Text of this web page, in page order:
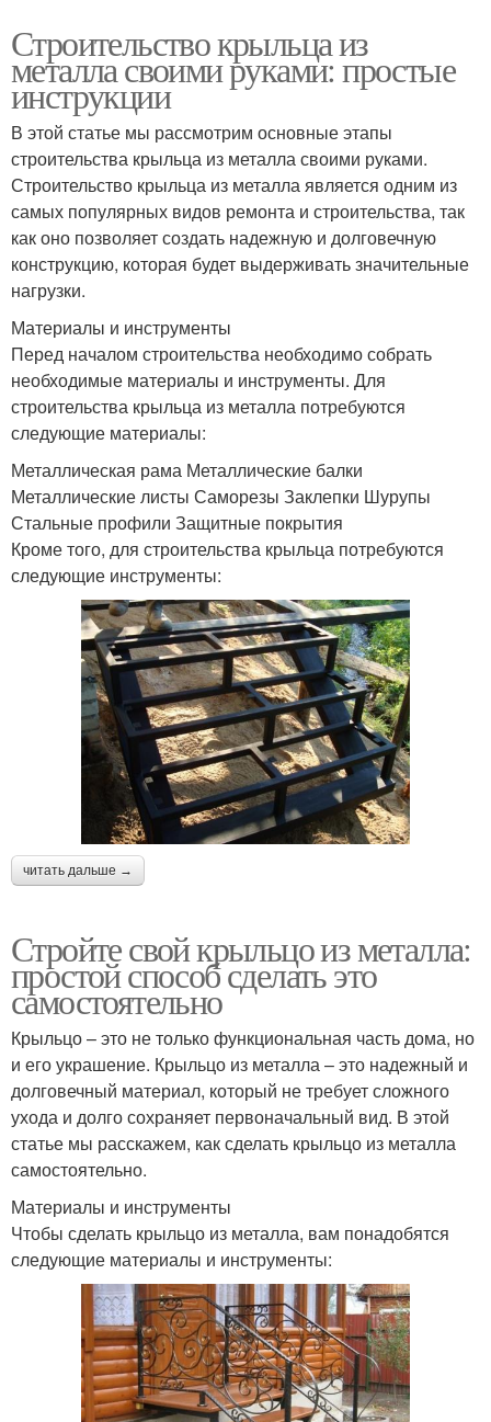
Строительство крыльца из
металла своими руками: простые
инструкции
В этой статье мы рассмотрим основные этапы
строительства крыльца из металла своими руками.
Строительство крыльца из металла является одним из
самых популярных видов ремонта и строительства, так
как оно позволяет создать надежную и долговечную
конструкцию, которая будет выдерживать значительные
нагрузки.
Материалы и инструменты
Перед началом строительства необходимо собрать
необходимые материалы и инструменты. Для
строительства крыльца из металла потребуются
следующие материалы:
Металлическая рама Металлические балки
Металлические листы Саморезы Заклепки Шурупы
Стальные профили Защитные покрытия
Кроме того, для строительства крыльца потребуются
следующие инструменты:
читать дальше →
Стройте свой крыльцо из металла:
простой способ сделать это
самостоятельно
Крыльцо – это не только функциональная часть дома, но
и его украшение. Крыльцо из металла – это надежный и
долговечный материал, который не требует сложного
ухода и долго сохраняет первоначальный вид. В этой
статье мы расскажем, как сделать крыльцо из металла
самостоятельно.
Материалы и инструменты
Чтобы сделать крыльцо из металла, вам понадобятся
следующие материалы и инструменты: